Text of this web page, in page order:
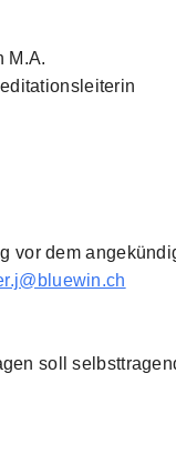
M.A.
vor dem
soll